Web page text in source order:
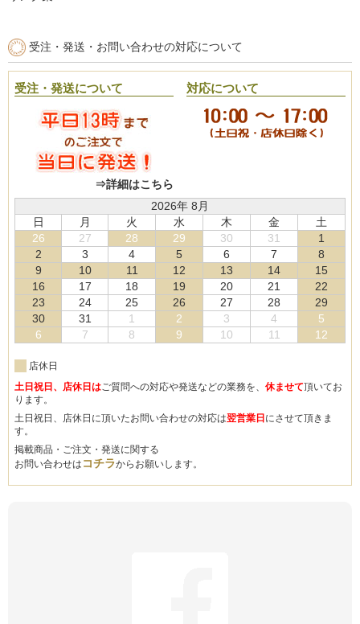
受注・発送・お問い合わせの対応について
受注・発送について
⇒詳細はこちら
対応について
2026年 8月
日
月 火 水 木 金
土
26
27 28 29 30 31
1
2
3 4 5 6 7
8
9
10 11 12 13 14
15
16
17 18 19 20 21
22
23
24 25 26 27 28
29
30
31 1 2 3 4
5
6
7 8 9 10 11 12
店休日
土日祝日、店休日はご質問への対応や発送などの業務を、 休ませて頂いてお
ります。
土日祝日、店休日に頂いたお問い合わせの対応は翌営業日にさせて頂きま
す。
掲載商品・ご注文・発送に関する
お問い合わせは コチラからお願いします。